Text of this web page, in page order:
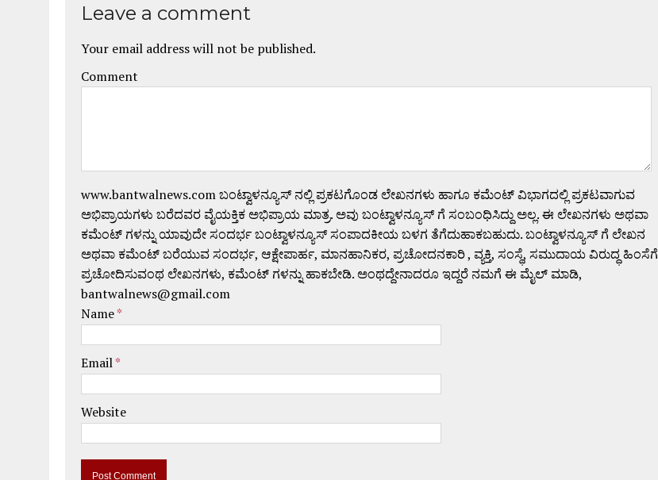
Leave a comment
Your email address will not be published.
Comment
www.bantwalnews.com ಬಂಟ್ವಾಳನ್ಯೂಸ್ ನಲ್ಲಿ ಪ್ರಕಟಗೊಂಡ ಲೇಖನಗಳು ಹಾಗೂ ಕಮೆಂಟ್ ವಿಭಾಗದಲ್ಲಿ ಪ್ರಕಟವಾಗುವ
ಅಭಿಪ್ರಾಯಗಳು ಬರೆದವರ ವೈಯಕ್ತಿಕ ಅಭಿಪ್ರಾಯ ಮಾತ್ರ. ಅವು ಬಂಟ್ವಾಳನ್ಯೂಸ್ ಗೆ ಸಂಬಂಧಿಸಿದ್ದು ಅಲ್ಲ. ಈ ಲೇಖನಗಳು ಅಥವಾ
ಕಮೆಂಟ್ ಗಳನ್ನು ಯಾವುದೇ ಸಂದರ್ಭ ಬಂಟ್ವಾಳನ್ಯೂಸ್ ಸಂಪಾದಕೀಯ ಬಳಗ ತೆಗೆದುಹಾಕಬಹುದು. ಬಂಟ್ವಾಳನ್ಯೂಸ್ ಗೆ ಲೇಖನ
ಅಥವಾ ಕಮೆಂಟ್ ಬರೆಯುವ ಸಂದರ್ಭ, ಆಕ್ಷೇಪಾರ್ಹ, ಮಾನಹಾನಿಕರ, ಪ್ರಚೋದನಕಾರಿ , ವ್ಯಕ್ತಿ, ಸಂಸ್ಥೆ, ಸಮುದಾಯ ವಿರುದ್ಧ ಹಿಂಸೆಗೆ
ಪ್ರಚೋದಿಸುವಂಥ ಲೇಖನಗಳು, ಕಮೆಂಟ್ ಗಳನ್ನು ಹಾಕಬೇಡಿ. ಅಂಥದ್ದೇನಾದರೂ ಇದ್ದರೆ ನಮಗೆ ಈ ಮೈಲ್ ಮಾಡಿ,
bantwalnews@gmail.com
Name*
Email*
Website